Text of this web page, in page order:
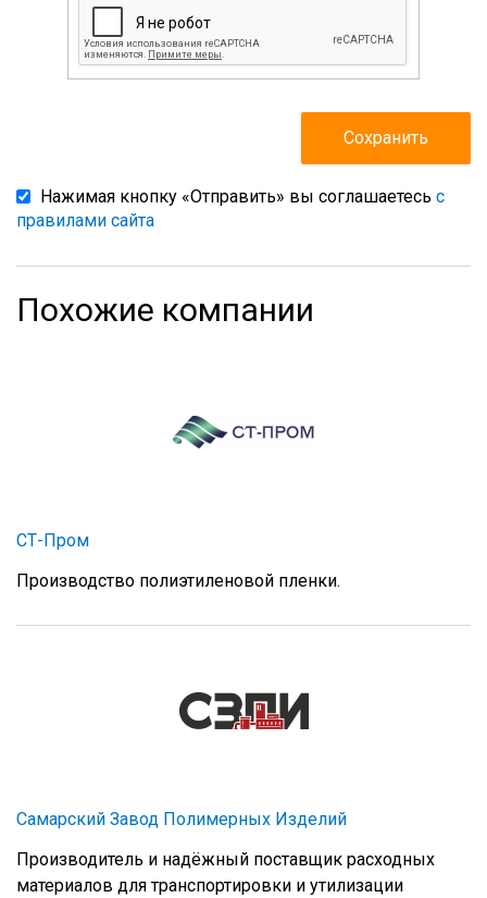
Нажимая кнопку «Отправить» вы соглашаетесь с
правилами сайта
Похожие компании
СТ-Пром
Производство полиэтиленовой пленки.
Самарский Завод Полимерных Изделий
Производитель и надёжный поставщик расходных
материалов для транспортировки и утилизации